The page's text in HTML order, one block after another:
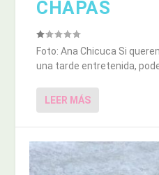
CHAPAS
Foto: Ana Chicuca Si
una tarde entretenida,
LEER MÁS